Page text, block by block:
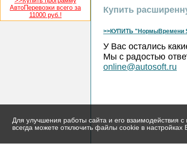
АвтоПеревозки всего за
11000 руб.!
Купить
>>КУПИТЬ "НормыВремени
У Вас остались
Мы с радостью
online@autosoft.ru
Для улучшения работы сайта и его
всегда можете отключить файлы cookie в настройках